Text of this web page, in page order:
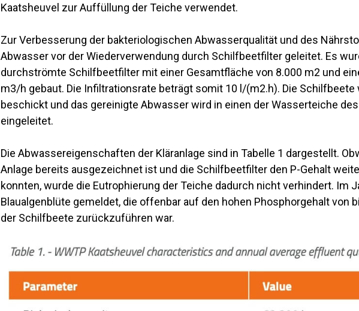
Kaatsheuvel zur Auffüllung der Teiche verwendet.
Zur Verbesserung der bakteriologischen Abwasserqualität und des
Abwasser vor der Wiederverwendung durch Schilfbeetfilter geleitet. Es
durchströmte Schilfbeetfilter mit einer Gesamtfläche von 8.000 m2 und
m3/h gebaut. Die Infiltrationsrate beträgt somit 10 l/(m2.h). Die
beschickt und das gereinigte Abwasser wird in einen der Wasserteiche
eingeleitet.
Die Abwassereigenschaften der Kläranlage sind in Tabelle 1 dargestellt.
Anlage bereits ausgezeichnet ist und die Schilfbeetfilter den P-Gehalt
konnten, wurde die Eutrophierung der Teiche dadurch nicht verhindert. Im
Blaualgenblüte gemeldet, die offenbar auf den hohen Phosphorgehalt von
der Schilfbeete zurückzuführen war.